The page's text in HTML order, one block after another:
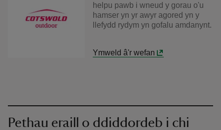
helpu pawb i wneud y gorau o'u
hamser yn yr awyr agored yn y
llefydd rydym yn gofalu amdanynt.
Ymweld â'r wefan
Pethau eraill o ddiddordeb i chi